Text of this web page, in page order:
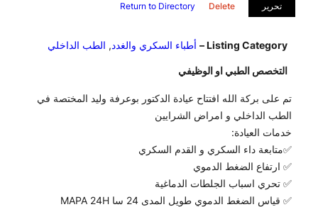
تحرير Delete
Return to Directory
Listing Category – أطباء السكري والغدد, الطب الداخلي
التخصص الطبي او الوظيفي
تم على بركة الله افتتاح عيادة الدكتور بوعرفة وليد المختصة في
الطب الداخلي و امراض الشرايين
خدمات العيادة:
✅متابعة داء السكري و القدم السكري
✅ ارتفاع الضغط الدموي
✅ تحري اسباب الجلطات الدماغية
✅ قياس الضغط الدموي طويل المدى 24 سا MAPA 24H